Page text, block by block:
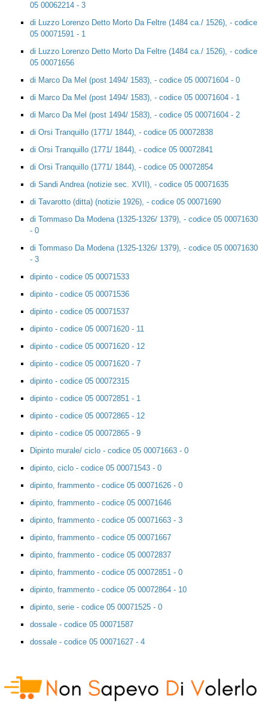
05 00062214 - 3
di Luzzo Lorenzo Detto Morto Da Feltre (1484 ca./ 1526), - codice
05 00071591 - 1
di Luzzo Lorenzo Detto Morto Da Feltre (1484 ca./ 1526), - codice
05 00071656
di Marco Da Mel (post 1494/ 1583), - codice 05 00071604 - 0
di Marco Da Mel (post 1494/ 1583), - codice 05 00071604 - 1
di Marco Da Mel (post 1494/ 1583), - codice 05 00071604 - 2
di Orsi Tranquillo (1771/ 1844), - codice 05 00072838
di Orsi Tranquillo (1771/ 1844), - codice 05 00072841
di Orsi Tranquillo (1771/ 1844), - codice 05 00072854
di Sandi Andrea (notizie sec. XVII), - codice 05 00071635
di Tavarotto (ditta) (notizie 1926), - codice 05 00071690
di Tommaso Da Modena (1325-1326/ 1379), - codice 05 00071630
- 0
di Tommaso Da Modena (1325-1326/ 1379), - codice 05 00071630
- 3
dipinto - codice 05 00071533
dipinto - codice 05 00071536
dipinto - codice 05 00071537
dipinto - codice 05 00071620 - 11
dipinto - codice 05 00071620 - 12
dipinto - codice 05 00071620 - 7
dipinto - codice 05 00072315
dipinto - codice 05 00072851 - 1
dipinto - codice 05 00072865 - 12
dipinto - codice 05 00072865 - 9
Dipinto murale/ ciclo - codice 05 00071663 - 0
dipinto, ciclo - codice 05 00071543 - 0
dipinto, frammento - codice 05 00071626 - 0
dipinto, frammento - codice 05 00071646
dipinto, frammento - codice 05 00071663 - 3
dipinto, frammento - codice 05 00071667
dipinto, frammento - codice 05 00072837
dipinto, frammento - codice 05 00072851 - 0
dipinto, frammento - codice 05 00072864 - 10
dipinto, serie - codice 05 00071525 - 0
dossale - codice 05 00071587
dossale - codice 05 00071627 - 4